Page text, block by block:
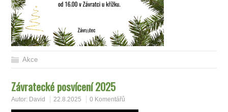
Akce
Závratecké posvícení 2025
Autor: David 22.8.2025 0 Komentářů